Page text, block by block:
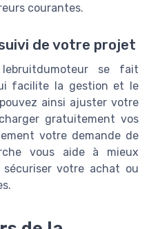
courantes.
de votre projet
se fait
facilite la gestion et le
ainsi ajuster votre
gratuitement vos
votre demande de
vous aide à mieux
votre achat ou